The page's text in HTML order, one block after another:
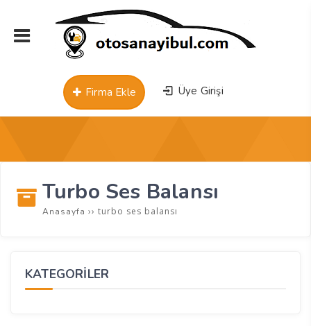
Üye Girişi
Firma Ekle
Turbo Ses Balansı
Anasayfa ›› turbo ses balansı
KATEGORİLER